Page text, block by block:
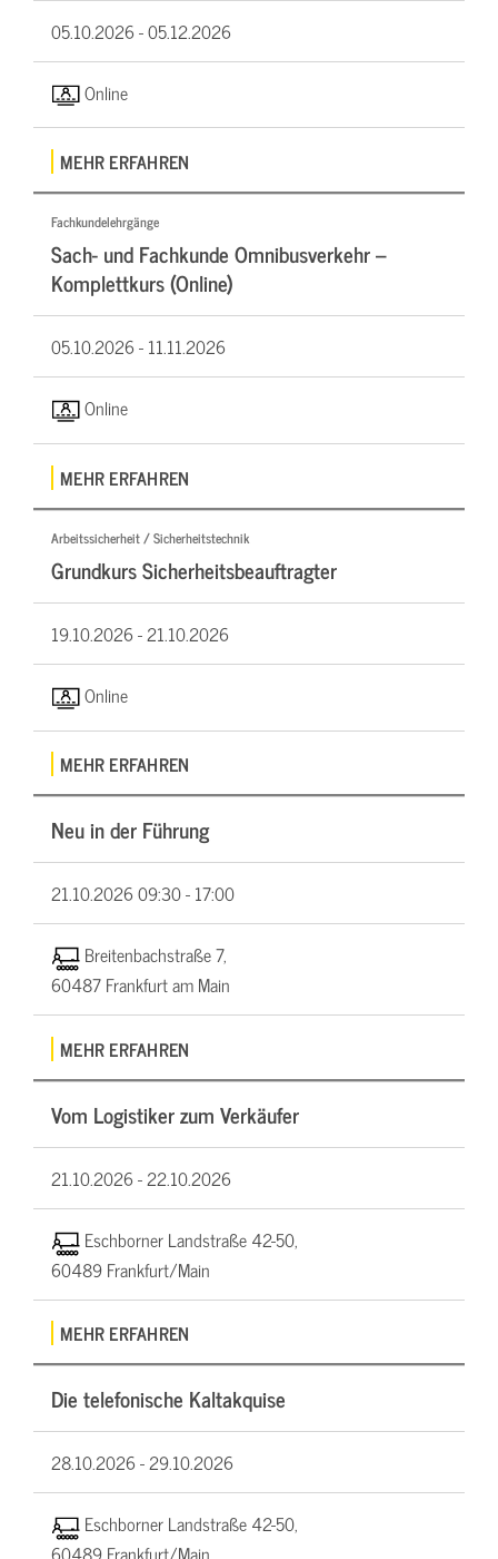
05.10.2026 -05.12.2026
Online
MEHR ERFAHREN
Fachkundelehrgänge
Sach- und Fachkunde Omnibusverkehr –
Komplettkurs (Online)
05.10.2026 -11.11.2026
Online
MEHR ERFAHREN
Arbeitssicherheit / Sicherheitstechnik
Grundkurs Sicherheitsbeauftragter
19.10.2026 -21.10.2026
Online
MEHR ERFAHREN
Neu in der Führung
21.10.202609:30 - 17:00
Breitenbachstraße 7,
60487 Frankfurt am Main
MEHR ERFAHREN
Vom Logistiker zum Verkäufer
21.10.2026 -22.10.2026
Eschborner Landstraße 42-50,
60489 Frankfurt/Main
MEHR ERFAHREN
Die telefonische Kaltakquise
28.10.2026 -29.10.2026
Eschborner Landstraße 42-50,